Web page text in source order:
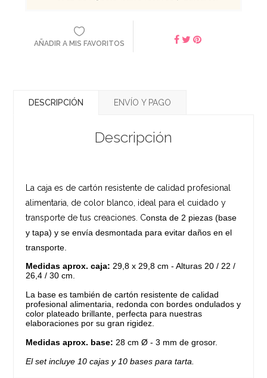
AÑADIR A MIS FAVORITOS
DESCRIPCIÓN ENVÍO Y PAGO
Descripción
La caja es de cartón resistente de calidad profesional
alimentaria, de color blanco, ideal para el cuidado y
transporte de tus creaciones. Consta de 2 piezas (base
y tapa) y se envía desmontada para evitar daños en el
transporte.
Medidas aprox. caja: 29,8 x 29,8 cm - Alturas 20 / 22 /
26,4 / 30 cm.
La base es también de cartón resistente de calidad
profesional alimentaria, redonda con bordes ondulados y
color plateado brillante, perfecta para nuestras
elaboraciones por su gran rigidez.
Medidas aprox. base: 28 cm Ø - 3 mm de grosor.
El set incluye 10 cajas y 10 bases para tarta.